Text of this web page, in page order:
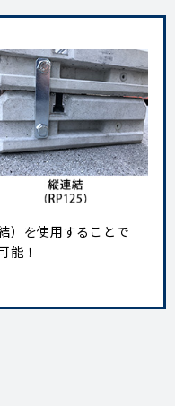
）を使用することで
能！